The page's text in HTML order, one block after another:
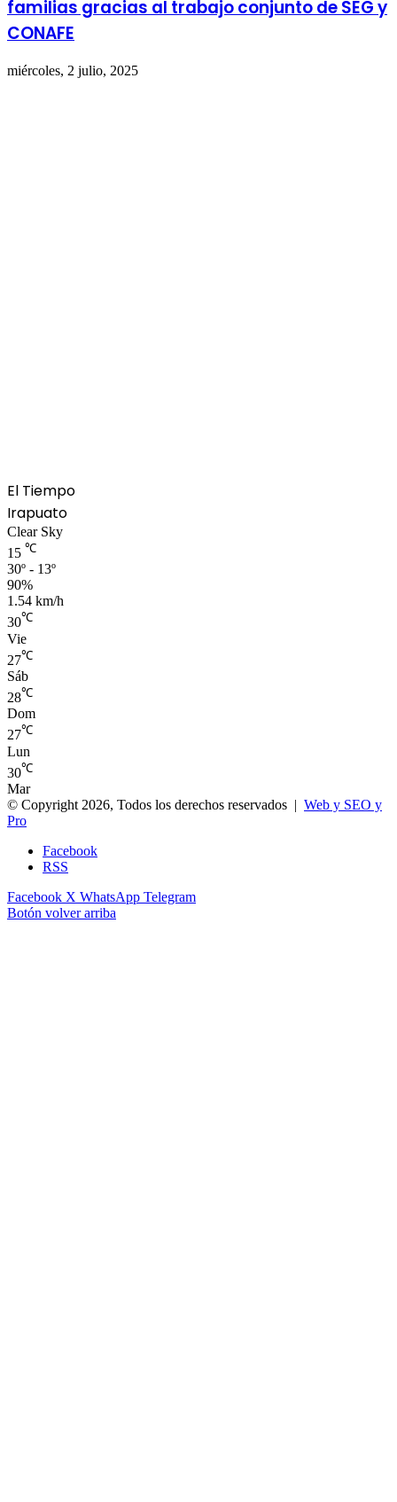
familias gracias al trabajo conjunto de SEG y
CONAFE
miércoles, 2 julio, 2025
El Tiempo
Irapuato
Clear Sky
15 ℃
30º - 13º
90%
1.54 km/h
30℃
Vie
27℃
Sáb
28℃
Dom
27℃
Lun
30℃
Mar
© Copyright 2026, Todos los derechos reservados | Web y SEO y
Pro
Facebook
RSS
Facebook X WhatsApp Telegram
Botón volver arriba